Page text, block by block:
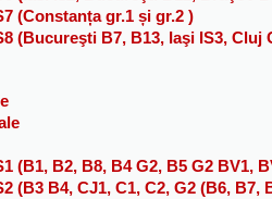
(Constanța gr.1 și gr.2 )
(Bucureşti B7, B13, Iaşi IS3, Cluj
(B1, B2, B8, B4 G2, B5 G2 BV1,
(B3 B4, CJ1, C1, C2, G2 (B6, B7,